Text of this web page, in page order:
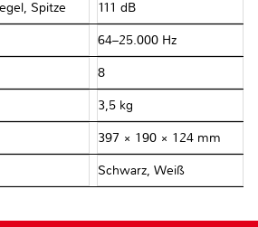
Spitze 111 dB
64–25.000 Hz
8 Ω
3,5 kg
397 × 190 × 124 mm
Schwarz, Weiß